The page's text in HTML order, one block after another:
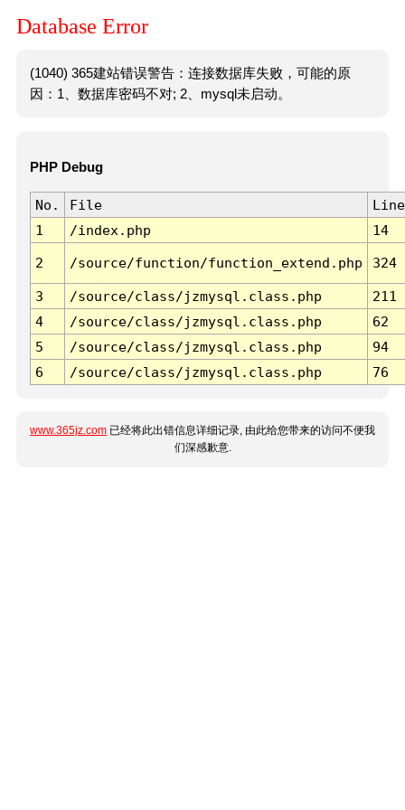
Database Error
(1040) 365建站错误警告：连接数据库失败，可能的原
因：1、数据库密码不对; 2、mysql未启动。
PHP Debug
No. File
Line
1
/index.php 14
2 /source/function/function_extend.php 324
3 /source/class/jzmysql.class.php
211
4
/source/class/jzmysql.class.php
62
5
/source/class/jzmysql.class.php
94
6
/source/class/jzmysql.class.php 76
www.365jz.com 已经将此出错信息详细记录, 由此给您带来的访问不便我
们深感歉意.